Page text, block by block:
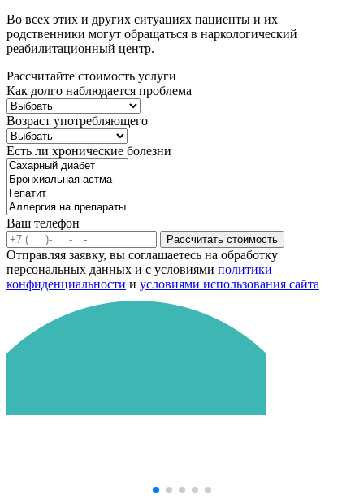
Во всех этих и других ситуациях пациенты и их
родственники могут обращаться в наркологический
реабилитационный центр.
Рассчитайте стоимость услуги
Как долго наблюдается проблема
Возраст употребляющего
Есть ли хронические болезни
Ваш телефон
Рассчитать стоимость
Отправляя заявку, вы соглашаетесь на обработку
персональных данных и с условиями политики
конфиденциальности и условиями использования сайта